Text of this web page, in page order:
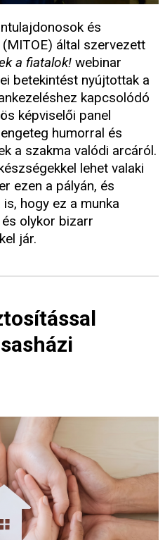
és
által szervezett
a fiatalok! webinar
betekintést nyújtottak a
kapcsolódó
képviselői panel
humorral és
a szakma valódi arcáról.
lehet valaki
ezen a pályán, és
hogy ez a munka
olykor bizarr
jár.